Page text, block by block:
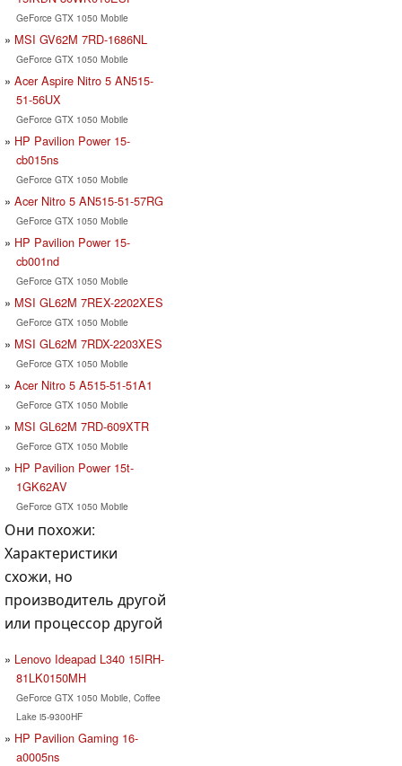
GeForce GTX 1050 Mobile
MSI GV62M 7RD-1686NL
GeForce GTX 1050 Mobile
Acer Aspire Nitro 5 AN515-
51-56UX
GeForce GTX 1050 Mobile
HP Pavilion Power 15-
cb015ns
GeForce GTX 1050 Mobile
Acer Nitro 5 AN515-51-57RG
GeForce GTX 1050 Mobile
HP Pavilion Power 15-
cb001nd
GeForce GTX 1050 Mobile
MSI GL62M 7REX-2202XES
GeForce GTX 1050 Mobile
MSI GL62M 7RDX-2203XES
GeForce GTX 1050 Mobile
Acer Nitro 5 A515-51-51A1
GeForce GTX 1050 Mobile
MSI GL62M 7RD-609XTR
GeForce GTX 1050 Mobile
HP Pavilion Power 15t-
1GK62AV
GeForce GTX 1050 Mobile
Они похожи:
Характеристики
схожи, но
производитель другой
или процессор другой
Lenovo Ideapad L340 15IRH-
81LK0150MH
GeForce GTX 1050 Mobile, Coffee
Lake i5-9300HF
HP Pavilion Gaming 16-
a0005ns